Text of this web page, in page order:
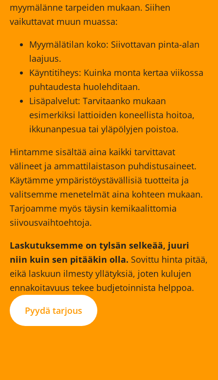
myymälänne tarpeiden mukaan. Siihen
vaikuttavat muun muassa:
Myymälätilan koko: Siivottavan pinta-alan
laajuus.
Käyntitiheys: Kuinka monta kertaa viikossa
puhtaudesta huolehditaan.
Lisäpalvelut: Tarvitaanko mukaan
esimerkiksi lattioiden koneellista hoitoa,
ikkunanpesua tai yläpölyjen poistoa.
Hintamme sisältää aina kaikki tarvittavat
välineet ja ammattilaistason puhdistusaineet.
Käytämme ympäristöystävällisiä tuotteita ja
valitsemme menetelmät aina kohteen mukaan.
Tarjoamme myös täysin kemikaalittomia
siivousvaihtoehtoja.
Laskutuksemme on tylsän selkeää, juuri
niin kuin sen pitääkin olla. Sovittu hinta pitää,
eikä laskuun ilmesty yllätyksiä, joten kulujen
ennakoitavuus tekee budjetoinnista helppoa.
Pyydä tarjous